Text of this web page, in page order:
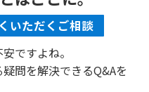
いただくご相談
問を解決できるQ&Aを